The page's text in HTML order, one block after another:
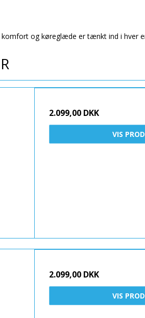
komfort og køreglæde er tænkt ind i hver
2.099,00 DKK
VIS
2.099,00 DKK
VIS